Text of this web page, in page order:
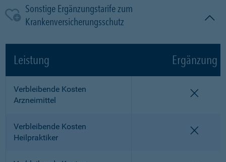
Sonstige Ergänzungstarife zum
Krankenversicherungsschutz
Leistung Ergänzung
Verbleibende Kosten
Arzneimittel
Verbleibende Kosten
Heilpraktiker